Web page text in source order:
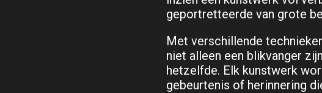
geportretteerde van grote
Met verschillende
niet alleen een blikvanger
hetzelfde. Elk kunstwerk
gebeurtenis of herinnering